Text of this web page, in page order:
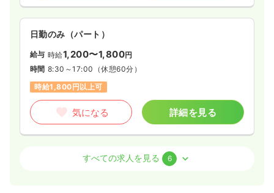
日勤のみ（パート）
給与 時給1,200〜1,800円
時間 8:30～17:00 （休憩60分）
時給1,800円以上可
気になる 詳細を見る
認定看護師すべての求人を見る 6